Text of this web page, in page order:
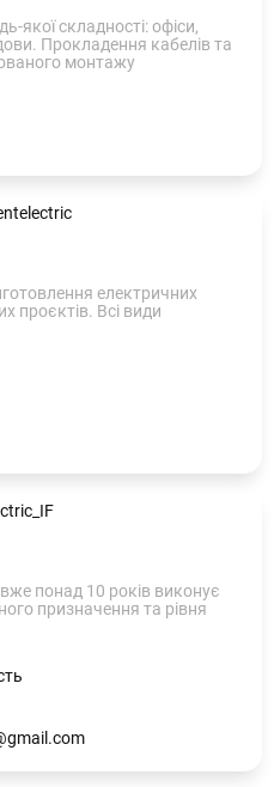
якої складності: офіси,
Прокладення кабелів та
монтажу
електричних
проєктів. Всі види
понад 10 років виконує
призначення та рівня